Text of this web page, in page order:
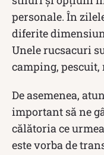
personale. În
diferite
Unele rucsacuri
camping,
De asemenea,
important să ne
călătoria ce
este vorba de